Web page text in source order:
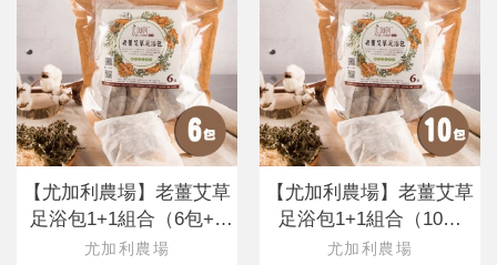
【尤加利農場】老薑艾草
足浴包1+1組合（6包+6
包）
尤加利農場
【尤加利農場】老薑艾草
足浴包1+1組合（10包
+10包）
尤加利農場